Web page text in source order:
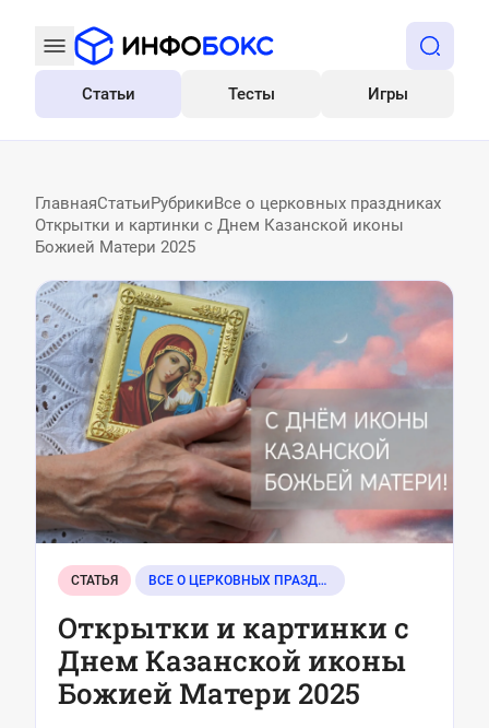
Все
Статьи Тесты Игры
ГлавнаяСтатьиРубрикиВсе о церковных праздниках
Открытки и картинки с Днем Казанской иконы
Божией Матери 2025
СТАТЬЯ ВСЕ О ЦЕРКОВНЫХ ПРАЗДНИКАХ
Открытки и картинки с
Днем Казанской иконы
Божией Матери 2025